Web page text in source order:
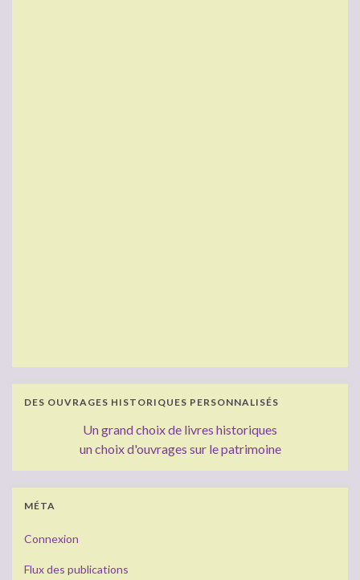
DES OUVRAGES HISTORIQUES PERSONNALISÉS
Un grand choix de livres historiques
un choix d'ouvrages sur le patrimoine
MÉTA
Connexion
Flux des publications